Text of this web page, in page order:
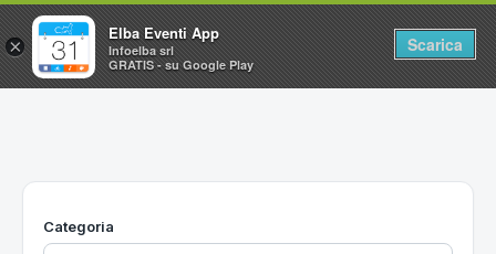
Home
Utilità
Categoria
×
Elba Eventi App
Infoelba srl
GRATIS - su Google Play
Scarica